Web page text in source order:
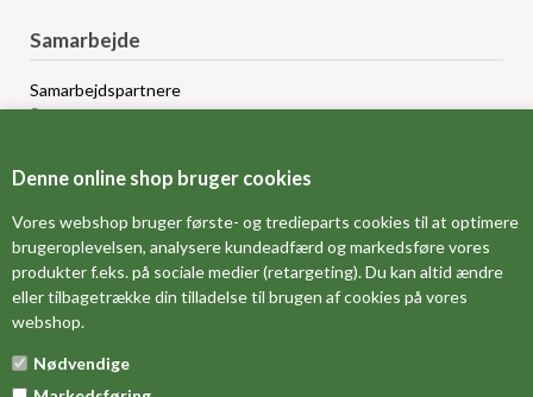
Denne online shop bruger cookies
Vores webshop bruger første- og tredieparts cookies til at optimere
brugeroplevelsen, analysere kundeadfærd og markedsføre vores
produkter f.eks. på sociale medier (retargeting). Du kan altid ændre
eller tilbagetrække din tilladelse til brugen af cookies på vores
webshop.
Nødvendige
Samarbejde
Samarbejdspartnere
Sponsorprogram
Grossistsalg
FORSIDE
OM OS
MÅLESKEMA